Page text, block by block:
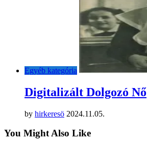
Egyéb kategória
Digitalizált Dolgozó Nő
by hirkeresö 2024.11.05.
You Might Also Like